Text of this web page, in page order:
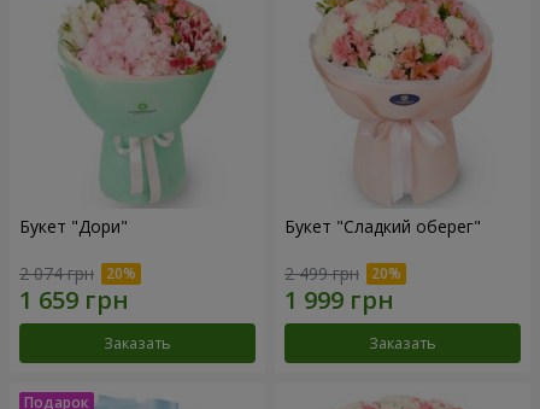
Букет "Дори"
2 074 грн
Заказать
Букет "Сладкий оберег"
2 499 грн
Заказать